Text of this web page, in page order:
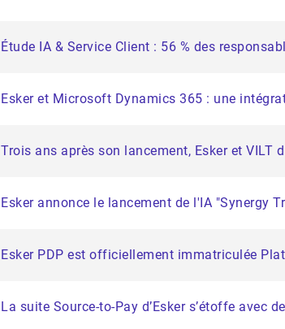
Étude IA & Service Client : 56 % des
Esker et Microsoft Dynamics 365 : une
Trois ans après son lancement, Esker et
Esker annonce le lancement de l'IA "Synergy
Esker PDP est officiellement immatriculée
La suite Source-to-Pay d’Esker s’étoffe avec